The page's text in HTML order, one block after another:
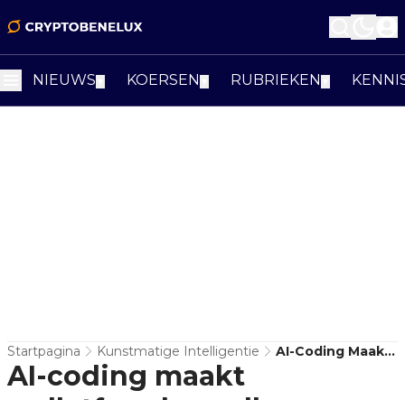
NIEUWS KOERSEN RUBRIEKEN
Startpagina Kunstmatige Intelligentie
AI-Coding Maakt
AI-coding maakt